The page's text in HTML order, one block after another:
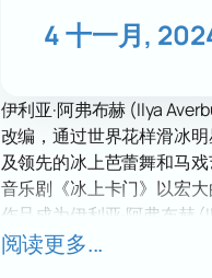
4 十一月,
伊利亚·阿弗布赫 (Ilya
改编，通过世界花样滑冰
及领先的冰上芭蕾舞和马戏
音乐剧《冰上卡门》以宏
作品成为伊利亚·阿弗布赫
给演出带来了特殊的氛围。
阅读更多...